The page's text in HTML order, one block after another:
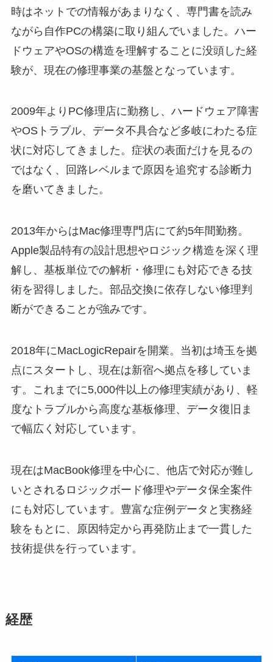
時はネットでの情報があまりなく、専門書を読み
ながら自作PCの構築に取り組んでいました。ハー
ドウェアやOSの構造を理解することに没頭した経
験が、現在の修理事業の基盤となっています。
2009年よりPC修理店に勤務し、ハードウェア障害
やOSトラブル、データ不具合など多岐にわたる症
状に対応してきました。症状の表面だけを見るの
ではなく、回路レベルまで原因を追究する診断力
を磨いてきました。
2013年からはMac修理専門店にて約5年間勤務。
Apple製品特有の設計思想やロジック構造を深く理
解し、基板単位での解析・修理にも対応できる技
術を習得しました。部品交換に依存しない修理判
断ができることが強みです。
2018年にMacLogicRepairを開業。当初は埼玉を拠
点にスタートし、現在は新宿へ拠点を移していま
す。これまでに5,000件以上の修理実績があり、軽
度なトラブルから高度な基板修理、データ復旧ま
で幅広く対応しています。
現在はMacBook修理を中心に、他店で対応が難し
いとされるロジックボード修理やデータ保全案件
にも対応しています。豊富な症例データと実務経
験をもとに、原因特定から再発防止まで一貫した
技術提供を行っています。
経歴